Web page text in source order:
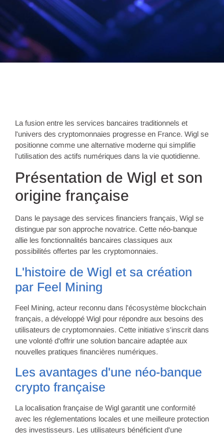
La fusion entre les services bancaires traditionnels et
l'univers des cryptomonnaies progresse en France. Wigl se
positionne comme une alternative moderne qui simplifie
l'utilisation des actifs numériques dans la vie quotidienne.
Présentation de Wigl et son
origine française
Dans le paysage des services financiers français, Wigl se
distingue par son approche novatrice. Cette néo-banque
allie les fonctionnalités bancaires classiques aux
possibilités offertes par les cryptomonnaies.
L'histoire de Wigl et sa création
par Feel Mining
Feel Mining, acteur reconnu dans l'écosystème blockchain
français, a développé Wigl pour répondre aux besoins des
utilisateurs de cryptomonnaies. Cette initiative s'inscrit dans
une volonté d'offrir une solution bancaire adaptée aux
nouvelles pratiques financières numériques.
Les avantages d'une néo-banque
crypto française
La localisation française de Wigl garantit une conformité
avec les réglementations locales et une meilleure protection
des investisseurs. Les utilisateurs bénéficient d'une